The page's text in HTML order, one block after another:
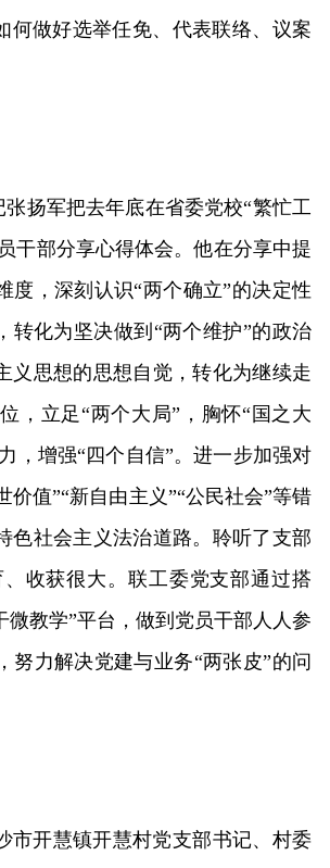
何做好选举任免、代表联络、议案
扬军把去年底在省委党校“繁忙工
干部分享心得体会。他在分享中提
度，深刻认识“两个确立”的决定性
转化为坚决做到“两个维护”的政治
义思想的思想自觉，转化为继续走
，立足“两个大局”，胸怀“国之大
，增强“四个自信”。进一步加强对
值”“新自由主义”“公民社会”等错
色社会主义法治道路。聆听了支部
收获很大。联工委党支部通过搭
微教学”平台，做到党员干部人人参
努力解决党建与业务“两张皮”的问
市开慧镇开慧村党支部书记、村委